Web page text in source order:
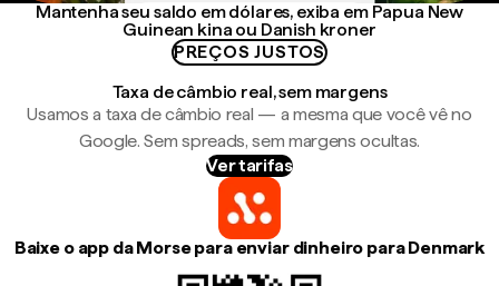
Mantenha seu saldo em dólares, exiba em Papua New
Guinean kina ou Danish kroner
PREÇOS JUSTOS
Taxa de câmbio real, sem margens
Usamos a taxa de câmbio real — a mesma que você vê no
Google. Sem spreads, sem margens ocultas.
Ver tarifas
Baixe o app da Morse para enviar dinheiro para Denmark